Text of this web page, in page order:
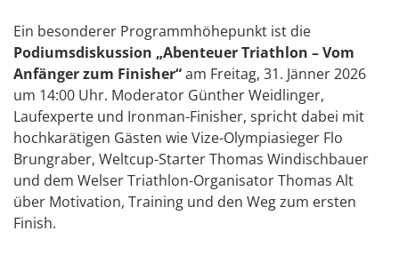
Ein besonderer Programmhöhepunkt ist die
Podiumsdiskussion „Abenteuer Triathlon – Vom
Anfänger zum Finisher“am Freitag, 31. Jänner 2026
um 14:00 Uhr. Moderator Günther Weidlinger,
Laufexperte und Ironman-Finisher, spricht dabei mit
hochkarätigen Gästen wie Vize-Olympiasieger Flo
Brungraber, Weltcup-Starter Thomas Windischbauer
und dem Welser Triathlon-Organisator Thomas Alt
über Motivation, Training und den Weg zum ersten
Finish.